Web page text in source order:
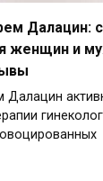
Далацин:
женщин и
Далацин